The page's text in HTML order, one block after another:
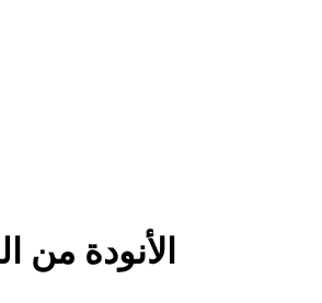
الأنودة من